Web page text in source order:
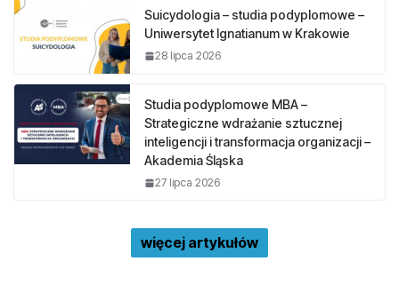
Suicydologia – studia podyplomowe –
Uniwersytet Ignatianum w Krakowie
28 lipca 2026
Studia podyplomowe MBA –
Strategiczne wdrażanie sztucznej
inteligencji i transformacja organizacji –
Akademia Śląska
27 lipca 2026
więcej artykułów